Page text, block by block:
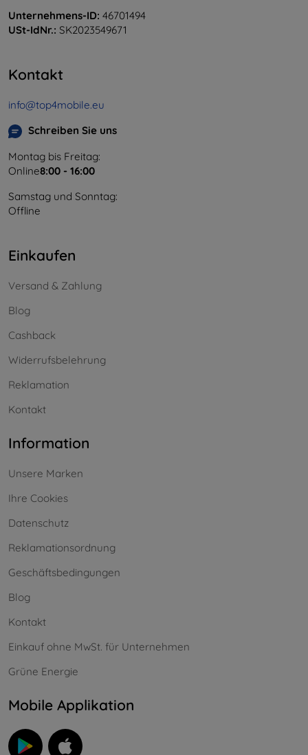
Unternehmens-ID: 46701494
USt-IdNr.: SK2023549671
Kontakt
info@top4mobile.eu
Schreiben Sie uns
Montag bis Freitag:
Online8:00 - 16:00
Samstag und Sonntag:
Offline
Einkaufen
Versand & Zahlung
Blog
Cashback
Widerrufsbelehrung
Reklamation
Kontakt
Information
Unsere Marken
Ihre Cookies
Datenschutz
Reklamationsordnung
Geschäftsbedingungen
Blog
Kontakt
Einkauf ohne MwSt. für Unternehmen
Grüne Energie
Mobile Applikation